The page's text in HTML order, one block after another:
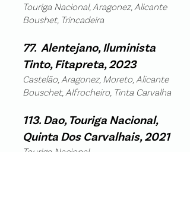
Touriga Nacional, Aragonez, Alicante
Boushet, Trincadeira
77. Alentejano, Iluminista
Tinto, Fitapreta, 2023
Castelão, Aragonez, Moreto, Alicante
Bouschet, Alfrocheiro, Tinta Carvalha
113. Dao, Touriga Nacional,
Quinta Dos Carvalhais, 2021
Touriga Nacional